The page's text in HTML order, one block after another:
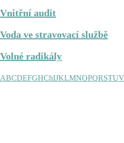
Vnitřní audit
Voda ve stravovací službě
Volné radikály
ABCDEFGHChIJKLMNOPQRSTUV